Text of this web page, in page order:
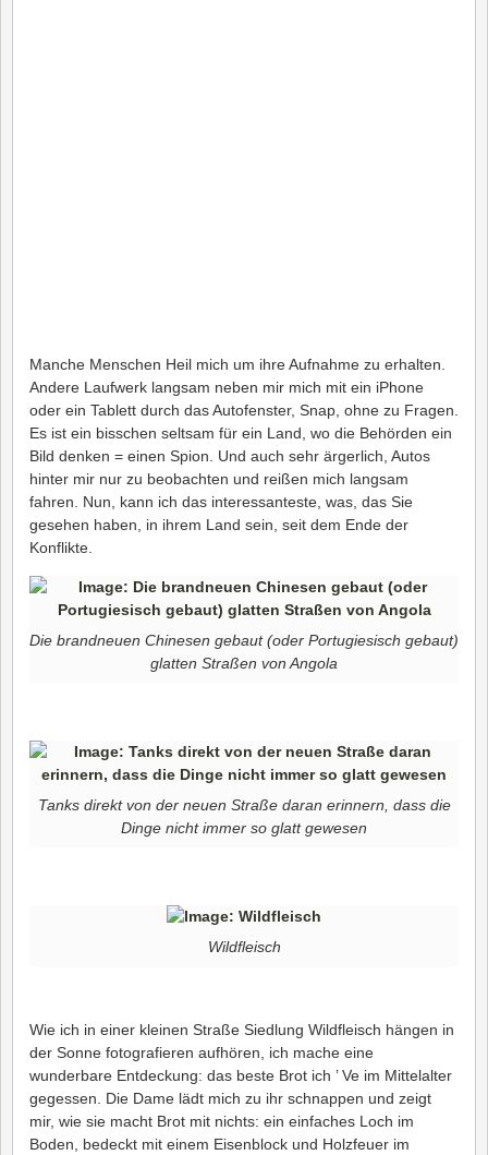
Manche Menschen Heil mich um ihre Aufnahme zu erhalten.
Andere Laufwerk langsam neben mir mich mit ein iPhone
oder ein Tablett durch das Autofenster, Snap, ohne zu Fragen.
Es ist ein bisschen seltsam für ein Land, wo die Behörden ein
Bild denken = einen Spion. Und auch sehr ärgerlich, Autos
hinter mir nur zu beobachten und reißen mich langsam
fahren. Nun, kann ich das interessanteste, was, das Sie
gesehen haben, in ihrem Land sein, seit dem Ende der
Konflikte.
Die brandneuen Chinesen gebaut (oder Portugiesisch gebaut)
glatten Straßen von Angola
Tanks direkt von der neuen Straße daran erinnern, dass die
Dinge nicht immer so glatt gewesen
Wildfleisch
Wie ich in einer kleinen Straße Siedlung Wildfleisch hängen in
der Sonne fotografieren aufhören, ich mache eine
wunderbare Entdeckung: das beste Brot ich ’ Ve im Mittelalter
gegessen. Die Dame lädt mich zu ihr schnappen und zeigt
mir, wie sie macht Brot mit nichts: ein einfaches Loch im
Boden, bedeckt mit einem Eisenblock und Holzfeuer im